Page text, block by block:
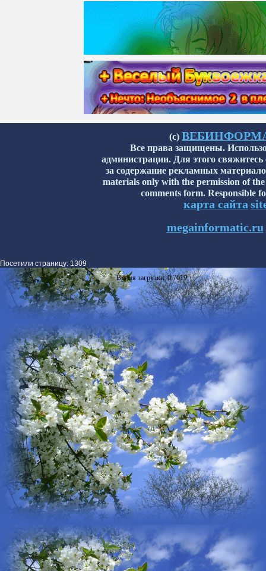
(с)
Все права защищены.
администрации. Для этого
за содержание рекламных
materials only with the permission of
comments form. Responsible
карта сайта
megainformatic.ru
Посетили страницу: 1309
Время загрузки: 0,7619